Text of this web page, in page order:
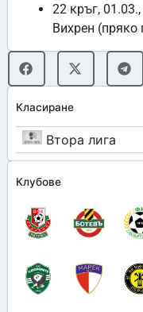
Класиране
Втора лига
Клубове
22 кръг,
Вихрен (пряко